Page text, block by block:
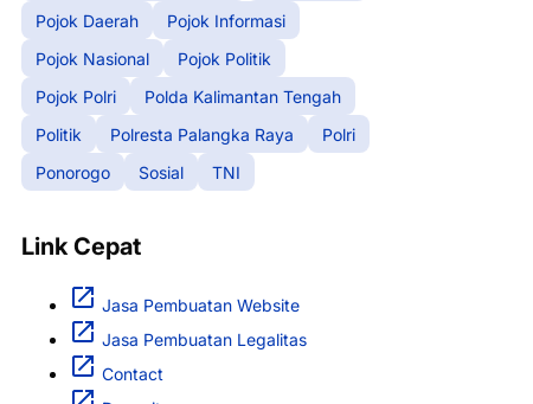
Pojok Daerah
Pojok Informasi
Pojok Nasional
Pojok Politik
Pojok Polri
Polda Kalimantan Tengah
Politik
Polresta Palangka Raya
Polri
Ponorogo
Sosial TNI
Link Cepat
Jasa Pembuatan Website
Jasa Pembuatan Legalitas
Contact